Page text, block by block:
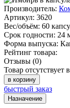
Производитель:
Артикул: 3620
Вес/объём: 60
Срок годности: 24
Форма выпуска:
Рейтинг товара:
Отзывы (0)
Товар отсутствует
в корзину
быстрый заказ
Назначение